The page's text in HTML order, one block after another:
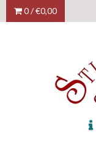
0 /€0,00